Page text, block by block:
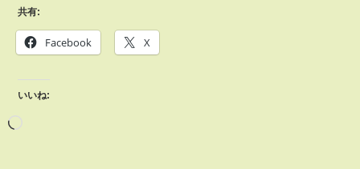
共有:
Facebook X
いいね: